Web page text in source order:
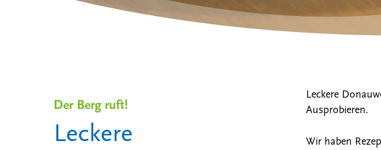
Der Berg ruft!
Leckere
Leckere
Ausprobieren.
Wir haben